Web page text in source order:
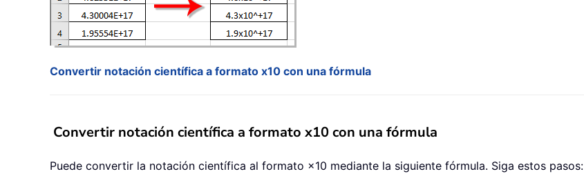
Convertir notación científica a formato x10 con una fórmula
Convertir notación científica a formato x10 con una fórmula
Puede convertir la notación científica al formato ×10 mediante la siguiente fórmula. Siga estos pasos: